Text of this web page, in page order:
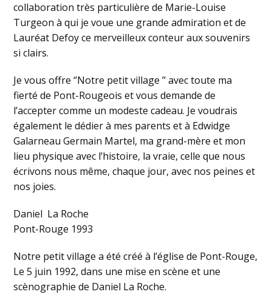
collaboration très particulière de Marie-Louise
Turgeon à qui je voue une grande admiration et de
Lauréat Defoy ce merveilleux conteur aux souvenirs
si clairs.
Je vous offre ‘’Notre petit village ’’ avec toute ma
fierté de Pont-Rougeois et vous demande de
l’accepter comme un modeste cadeau. Je voudrais
également le dédier à mes parents et à Edwidge
Galarneau Germain Martel, ma grand-mère et mon
lieu physique avec l’histoire, la vraie, celle que nous
écrivons nous même, chaque jour, avec nos peines et
nos joies.
Daniel La Roche
Pont-Rouge 1993
Notre petit village a été créé à l’église de Pont-Rouge,
Le 5 juin 1992, dans une mise en scène et une
scènographie de Daniel La Roche.